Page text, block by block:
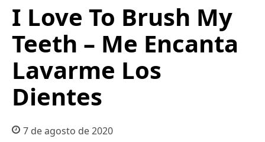
I Love To Brush My
Teeth – Me Encanta
Lavarme Los
Dientes
7 de agosto de 2020